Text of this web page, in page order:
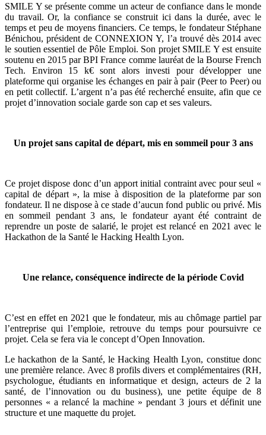
SMILE Y se présente comme un acteur de confiance dans le monde
du travail. Or, la confiance se construit ici dans la durée, avec le
temps et peu de moyens financiers. Ce temps, le fondateur Stéphane
Bénichou, président de CONNEXION Y, l’a trouvé dès 2014 avec
le soutien essentiel de Pôle Emploi. Son projet SMILE Y est ensuite
soutenu en 2015 par BPI France comme lauréat de la Bourse French
Tech. Environ 15 k€ sont alors investi pour développer une
plateforme qui organise les échanges en pair à pair (Peer to Peer) ou
en petit collectif. L’argent n’a pas été recherché ensuite, afin que ce
projet d’innovation sociale garde son cap et ses valeurs.
Un projet sans capital de départ, mis en sommeil pour 3 ans
Ce projet dispose donc d’un apport initial contraint avec pour seul «
capital de départ », la mise à disposition de la plateforme par son
fondateur. Il ne dispose à ce stade d’aucun fond public ou privé. Mis
en sommeil pendant 3 ans, le fondateur ayant été contraint de
reprendre un poste de salarié, le projet est relancé en 2021 avec le
Hackathon de la Santé le Hacking Health Lyon.
Une relance, conséquence indirecte de la période Covid
C’est en effet en 2021 que le fondateur, mis au chômage partiel par
l’entreprise qui l’emploie, retrouve du temps pour poursuivre ce
projet. Cela se fera via le concept d’Open Innovation.
Le hackathon de la Santé, le Hacking Health Lyon, constitue donc
une première relance. Avec 8 profils divers et complémentaires (RH,
psychologue, étudiants en informatique et design, acteurs de 2 la
santé, de l’innovation ou du business), une petite équipe de 8
personnes « a relancé la machine » pendant 3 jours et définit une
structure et une maquette du projet.